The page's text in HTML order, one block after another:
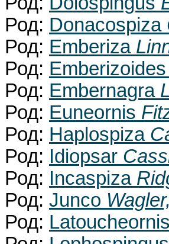
Род: Donacospiza
Род: Emberiza
Род: Emberizoides
Род: Embernagra
Род: Euneornis
Род: Haplospiza
Род: Idiopsar
Род: Incaspiza
Род: Junco
Род: Latoucheornis